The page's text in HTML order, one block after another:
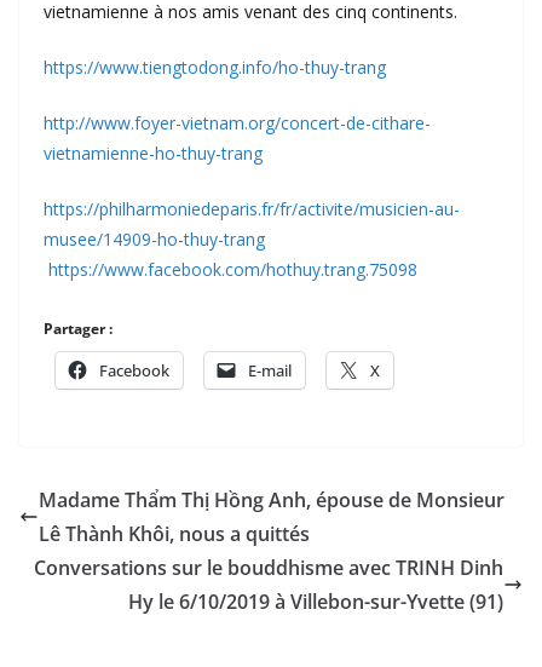
vietnamienne à nos amis venant des cinq continents.
https://www.tiengtodong.info/ho-thuy-trang
http://www.foyer-vietnam.org/concert-de-cithare-
vietnamienne-ho-thuy-trang
https://philharmoniedeparis.fr/fr/activite/musicien-au-
musee/14909-ho-thuy-trang
https://www.facebook.com/hothuy.trang.75098
Partager :
Facebook E-mail X
Madame Thẩm Thị Hồng Anh, épouse de Monsieur
Lê Thành Khôi, nous a quittés
Conversations sur le bouddhisme avec TRINH Dinh
Hy le 6/10/2019 à Villebon-sur-Yvette (91)